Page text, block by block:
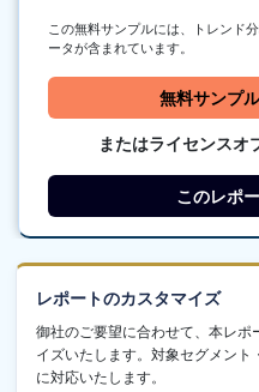
この無料サンプルには、トレンド
ータが含まれています。
無料サンプ
またはライセンスオ
このレポ
レポートのカスタマイズ
御社のご要望に合わせて、本レ
イズいたします。対象セグメン
に対応いたします。